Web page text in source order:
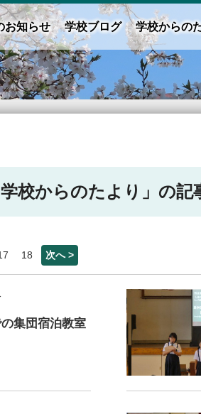
お知らせ 学校ブログ 学校からの
学校からのたより」の記
18 次へ >
集団宿泊教室